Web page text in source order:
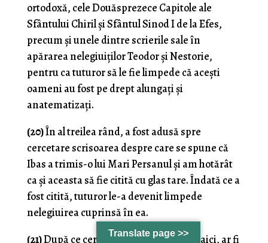
ortodoxă, cele Douăsprezece Capitole ale
Sfântului Chiril și Sfântul Sinod I de la Efes,
precum și unele dintre scrierile sale în
apărarea nelegiuiților Teodor și Nestorie,
pentru ca tuturor să le fie limpede că acești
oameni au fost pe drept alungați și
anatematizați.
(20)În al treilea rând, a fost adusă spre
cercetare scrisoarea despre care se spune că
Ibas a trimis-o lui Mari Persanul și am hotărât
ca și aceasta să fie citită cu glas tare. Îndată ce a
fost citită, tuturor le-a devenit limpede
nelegiuirea cuprinsă în ea.
(21)După ce cercetarea ajunsese până aici, ar fi
Translate page >>